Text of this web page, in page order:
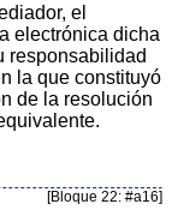
el
electrónica dicha
responsabilidad
la que constituyó
de la resolución
[Bloque 22: #a16]